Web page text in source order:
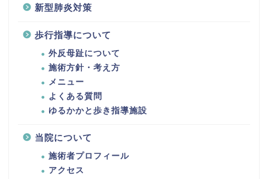
新型肺炎対策
歩行指導について
外反母趾について
施術方針・考え方
メニュー
よくある質問
ゆるかかと歩き指導施設
当院について
施術者プロフィール
アクセス